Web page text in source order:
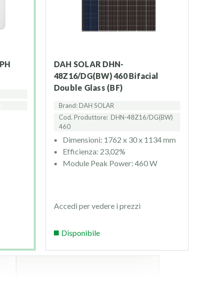
DAH SOLAR DHN-
48Z16/DG(BW) 460 Bifacial
Double Glass (BF)
Brand: DAH SOLAR
Cod. Produttore: DHN-48Z16/DG(BW)
460
Dimensioni: 1762 x 30 x 1134 mm
Efficienza: 23,02%
Module Peak Power: 460 W
Accedi per vedere i prezzi
Disponibile